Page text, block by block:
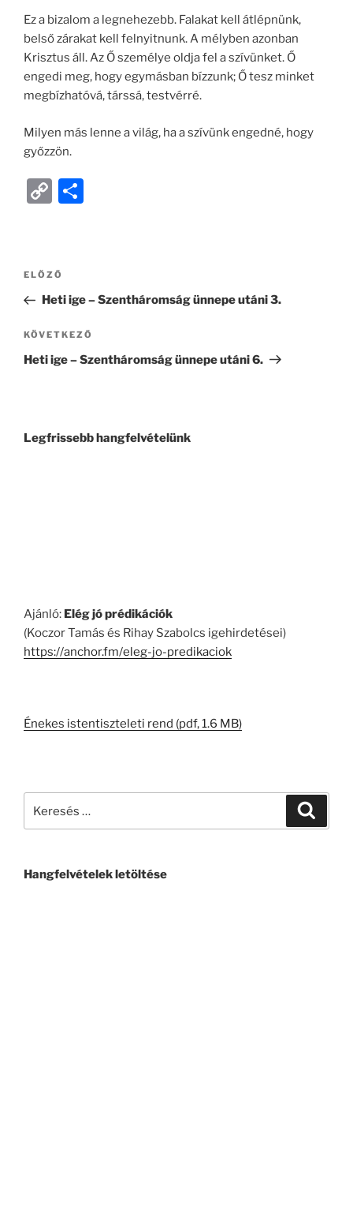
Ez a bizalom a legnehezebb. Falakat kell átlépnünk,
belső zárakat kell felnyitnunk. A mélyben azonban
Krisztus áll. Az Ő személye oldja fel a szívünket. Ő
engedi meg, hogy egymásban bízzunk; Ő tesz minket
megbízhatóvá, társsá, testvérré.
Milyen más lenne a világ, ha a szívünk engedné, hogy
győzzön.
C
y
Li
k
m
g
ELŐZŐ
Heti ige – Szentháromság ünnepe utáni 3.
KÖVETKEZŐ
Heti ige – Szentháromság ünnepe utáni 6.
Legfrissebb hangfelvételünk
Ajánló: Elég jó prédikációk
(Koczor Tamás és Rihay Szabolcs igehirdetései)
https://anchor.fm/eleg-jo-predikaciok
Énekes istentiszteleti rend (pdf, 1.6 MB)
Hangfelvételek letöltése